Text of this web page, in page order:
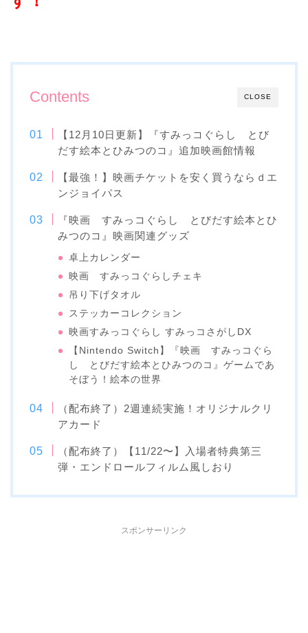
CLOSE
Contents
【12月10日更新】『すみっコぐらし とび
だす絵本とひみつのコ』追加映画館情報
【最強！】映画チケットを安く買うならｄエ
ンジョイパス
『映画 すみっコぐらし とびだす絵本とひ
みつのコ』映画関連グッズ
卓上カレンダー
映画 すみっコぐらしチェキ
吊り下げタオル
ステッカーコレクション
映画すみっコぐらし すみっコさがしDX
【Nintendo Switch】『映画 すみっコぐら
し とびだす絵本とひみつのコ』ゲームであ
そぼう！絵本の世界
（配布終了）2週連続実施！オリジナルクリ
アカード
（配布終了）【11/22〜】入場者特典第三
弾・エンドロールフィルム風しおり
スポンサーリンク